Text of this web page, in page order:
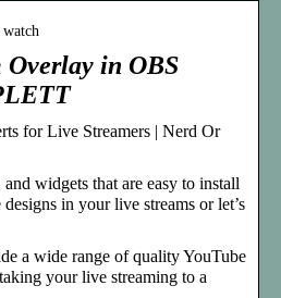
Overlay in OBS
for Live Streamers | Nerd Or
widgets that are easy to install
in your live streams or let’s
a wide range of quality YouTube
your live streaming to a